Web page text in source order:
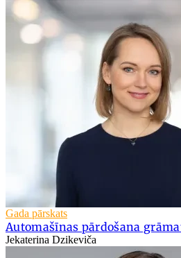
Gada pārskats
Automašīnas pārdošana
Jekaterina Dzikeviča